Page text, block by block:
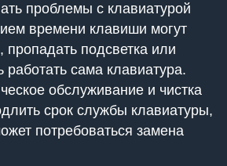
проблемы с клавиатурой
времени клавиши могут
пропадать подсветка или
работать сама клавиатура.
обслуживание и чистка
срок службы клавиатуры,
потребоваться замена